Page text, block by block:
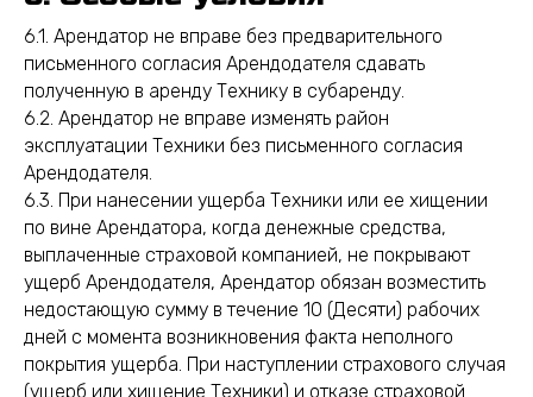
6.1. Арендатор не вправе без предварительного
письменного согласия Арендодателя сдавать
полученную в аренду Технику в субаренду.
6.2. Арендатор не вправе изменять район
эксплуатации Техники без письменного согласия
Арендодателя.
6.3. При нанесении ущерба Техники или ее хищении
по вине Арендатора, когда денежные средства,
выплаченные страховой компанией, не покрывают
ущерб Арендодателя, Арендатор обязан возместить
недостающую сумму в течение 10 (Десяти) рабочих
дней с момента возникновения факта неполного
покрытия ущерба. При наступлении страхового случая
(ущерб или хищение Техники) и отказе страховой